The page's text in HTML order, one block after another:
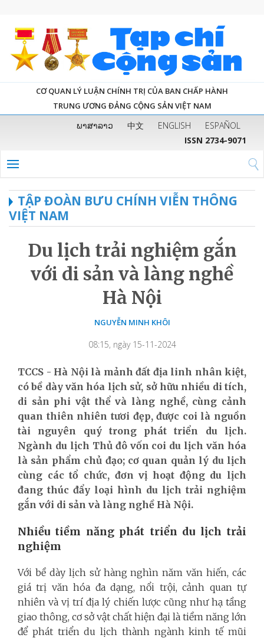
CƠ QUAN LÝ LUẬN CHÍNH TRỊ CỦA BAN CHẤP HÀNH
TRUNG ƯƠNG ĐẢNG CỘNG SẢN VIỆT NAM
ພາສາລາວ 中文 ENGLISH
ESPAÑOL
ISSN 2734-9071
TẬP ĐOÀN BƯU CHÍNH VIỄN THÔNG
VIỆT NAM
Du lịch trải nghiệm gắn
với di sản và làng nghề
Hà Nội
NGUYỄN MINH KHÔI
08:15, ngày 15-11-2024
TCCS - Hà Nội là mảnh đất địa linh nhân kiệt,
có bề dày văn hóa lịch sử, sở hữu nhiều di tích,
di sản phi vật thể và làng nghề, cùng cảnh
quan thiên nhiên tươi đẹp, được coi là nguồn
tài nguyên quý trong phát triển du lịch.
Ngành du lịch Thủ đô vốn coi du lịch văn hóa
là sản phẩm chủ đạo; cơ quan quản lý du lịch
cùng các tổ chức, đơn vị hoạt động du lịch
đang thúc đẩy loại hình du lịch trải nghiệm
gắn với di sản và làng nghề Hà Nội.
Nhiều tiềm năng phát triển du lịch trải
nghiệm
Với bề dày lịch sử hàng nghìn năm văn hiến, các
giá trị văn hóa đa dạng, nổi trội, cảnh quan tự
nhiên và vị trí địa lý chiến lược cũng như hạ tầng
giao thông, cơ sở vật chất hiện đại là tiềm năng lớn
để phát triển du lịch thành ngành kinh tế mũi